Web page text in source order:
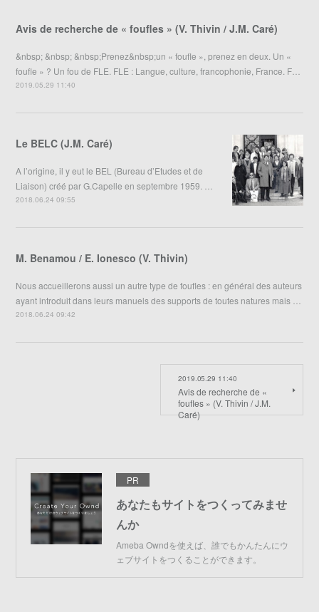
Avis de recherche de « foufles » (V. Thivin / J.M. Caré)
&nbsp; &nbsp; &nbsp;Prenez&nbsp;un « foufle », prenez en deux. Un «
foufle » ? Un fou de FLE. FLE : Langue, culture, francophonie, France. F…
2019.05.29 11:40
Le BELC (J.M. Caré)
A l’origine, il y eut le BEL (Bureau d’Etudes et de
Liaison) créé par G.Capelle en septembre 1959. …
2018.06.24 09:55
M. Benamou / E. Ionesco (V. Thivin)
Nous accueillerons aussi un autre type de foufles : en général des auteurs
ayant introduit dans leurs manuels des supports de toutes natures mais …
2018.06.24 09:42
2019.05.29 11:40
Avis de recherche de «
foufles » (V. Thivin / J.M.
Caré)
PR
あなたもサイトをつくってみませ
んか
Ameba Owndを使えば、誰でもかんたんにウ
ェブサイトをつくることができます。